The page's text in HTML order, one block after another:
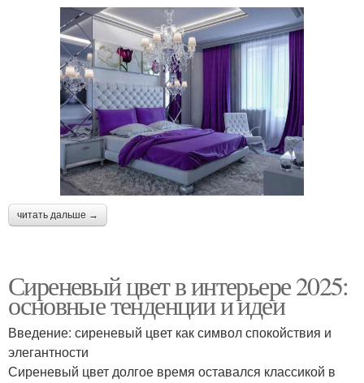
читать дальше →
Сиреневый цвет в интерьере 2025:
основные тенденции и идеи
Введение: сиреневый цвет как символ спокойствия и
элегантности
Сиреневый цвет долгое время оставался классикой в